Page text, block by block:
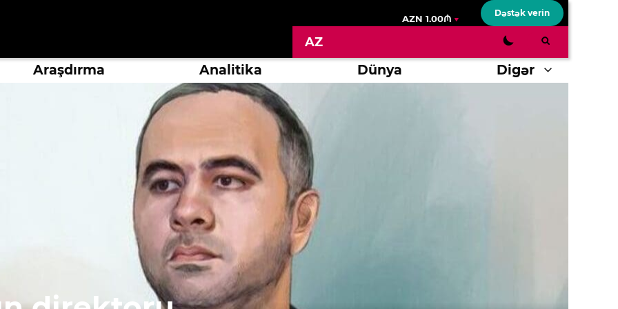
AZN 1.00₼
Dəstək verin
AZ
Araşdırma Analitika Dünya Digər